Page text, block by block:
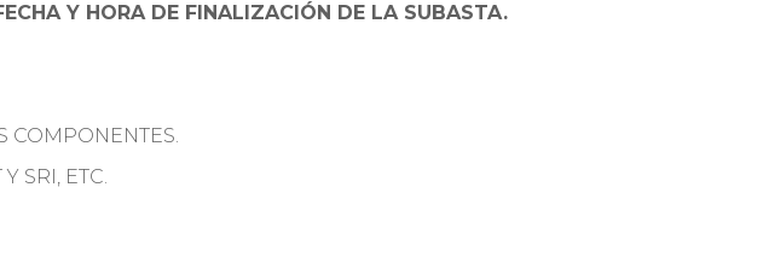
Y HORA DE FINALIZACIÓN DE LA SUBASTA.
COMPONENTES.
SRI, ETC.